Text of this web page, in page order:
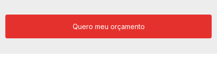
Quero meu orçamento